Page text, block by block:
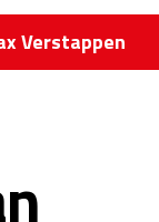
Verstappen